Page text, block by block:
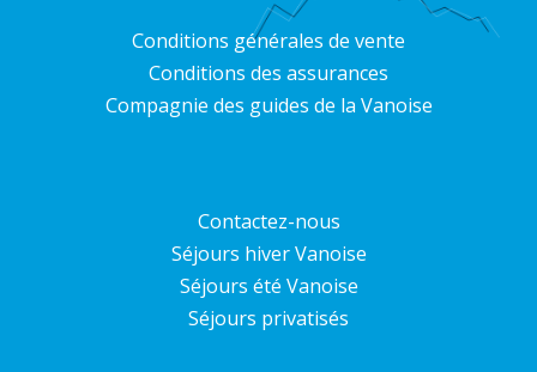
Conditions générales de vente
Conditions des assurances
Compagnie des guides de la Vanoise
Contactez-nous
Séjours hiver Vanoise
Séjours été Vanoise
Séjours privatisés